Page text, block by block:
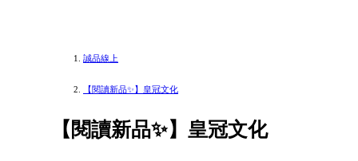
誠品線上
【閱讀新品✨】皇冠文化
【閱讀新品✨】皇冠文化